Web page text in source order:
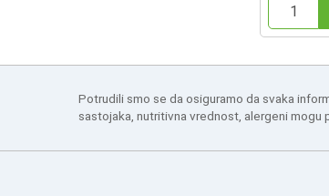
Potrudili smo se da osiguramo da svaka
sastojaka, nutritivna vrednost, alergeni